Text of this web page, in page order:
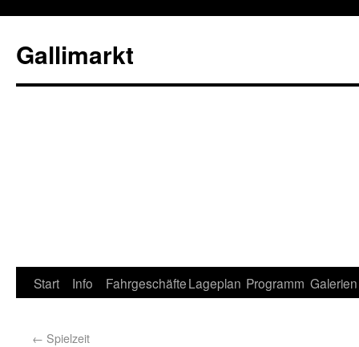
Gallimarkt
Start Info FahrgeschäfteLageplan Programm Galerien
← Spielzeit